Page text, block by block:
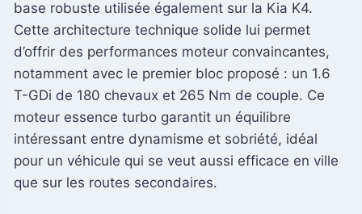
base robuste utilisée également sur la Kia K4.
Cette architecture technique solide lui permet
d’offrir des performances moteur convaincantes,
notamment avec le premier bloc proposé : un 1.6
T-GDi de 180 chevaux et 265 Nm de couple. Ce
moteur essence turbo garantit un équilibre
intéressant entre dynamisme et sobriété, idéal
pour un véhicule qui se veut aussi efficace en ville
que sur les routes secondaires.